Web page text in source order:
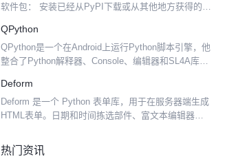
软件包： 安装已经从PyPI下载或从其他地方获得的软
期： 升级软件包： 卸载软件包：
QPython
QPython是一个在Android上运行Python脚本引擎，他
整合了Python解释器、Console、编辑器和SL4A库。
序。它就是An...
Deform
Deform 是一个 Python 表单库，用于在服务器端生成
HTML表单。日期和时间拣选部件、富文本编辑器、
都支持开箱即用。 Deform与Pyrami...
热门资讯